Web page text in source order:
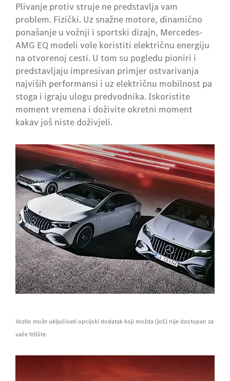
Plivanje protiv struje ne predstavlja vam
problem. Fizički. Uz snažne motore, dinamično
ponašanje u vožnji i sportski dizajn, Mercedes-
AMG EQ modeli vole koristiti električnu energiju
na otvorenoj cesti. U tom su pogledu pioniri i
predstavljaju impresivan primjer ostvarivanja
najviših performansi i uz električnu mobilnost pa
stoga i igraju ulogu predvodnika. Iskoristite
moment vremena i doživite okretni moment
kakav još niste doživjeli.
Vozilo može uključivati opcijski dodatak koji možda (još) nije dostupan za
vaše tržište.